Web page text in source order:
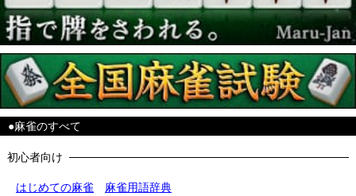
●麻雀のすべて
初心者向け
はじめての麻雀 麻雀用語辞典